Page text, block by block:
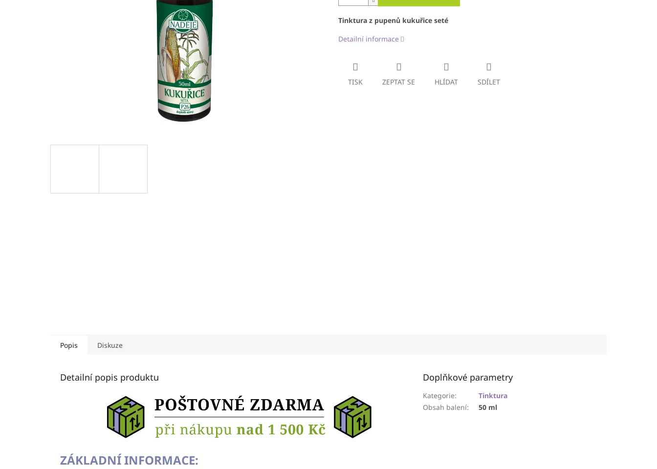
Tinktura z pupenů kukuřice seté
Detailní informace
TISK ZEPTAT SE HLÍDAT SDÍLET
Popis Diskuze
Detailní popis produktu
ZÁKLADNÍ INFORMACE:
Doplňkové parametry
Kategorie:
Tinktura
Obsah balení: 50 ml